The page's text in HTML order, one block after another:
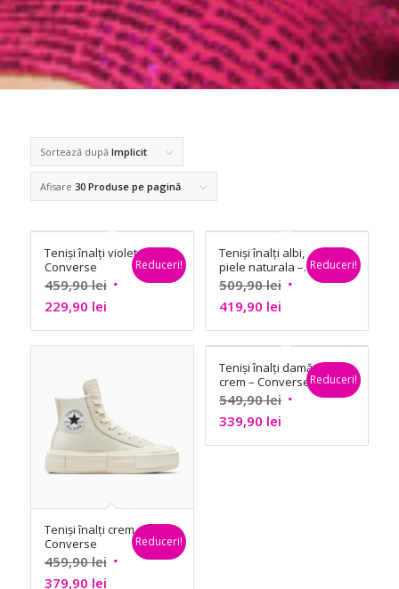
Sortează după Implicit
Afisare 30 Produse pe pagină
Teniși înalți violet –
Converse
459,90lei Prețul
a
fost:
229,90 leiPrețul
curent
este:
Reduceri!
Teniși înalți albi,
piele naturala –
Converse
509,90lei Prețul
a
fost:
509,90 lei.
419,90 leiPrețul
curent
este:
419,90 lei.
Reduceri!
Teniși înalți crem –
Converse
459,90lei Prețul
379,90 leiPrețul
Reduceri!
Teniși înalți damă
crem – Converse
549,90lei Prețul
a
339,90 leiPrețul
curent
Reduceri!